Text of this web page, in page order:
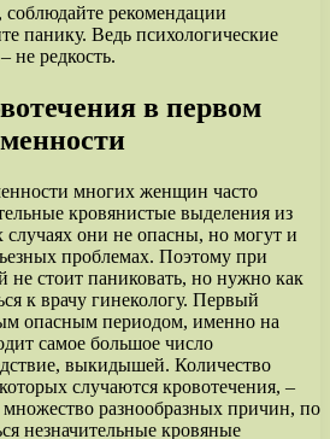
соблюдайте рекомендации
панику. Ведь психологические
не редкость.
в первом
многих женщин часто
кровянистые выделения из
они не опасны, но могут и
проблемах. Поэтому при
стоит паниковать, но нужно как
к врачу гинекологу. Первый
опасным периодом, именно на
самое большое число
выкидышей. Количество
случаются кровотечения, –
разнообразных причин, по
незначительные кровяные